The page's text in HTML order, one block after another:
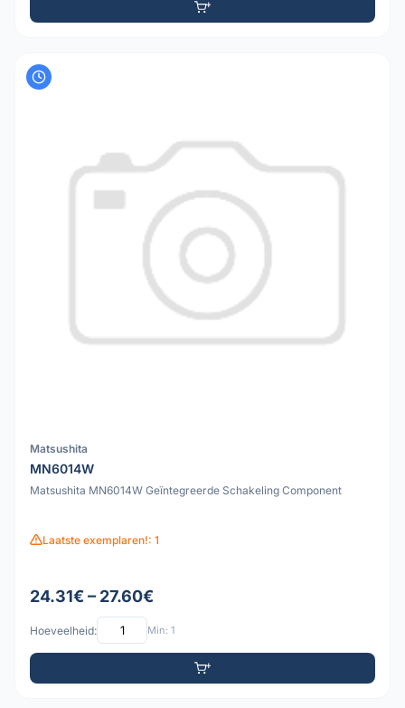
Matsushita
MN6014W
Matsushita MN6014W Geïntegreerde Schakeling Component
Laatste exemplaren!: 1
24.31€ – 27.60€
Hoeveelheid: Min: 1